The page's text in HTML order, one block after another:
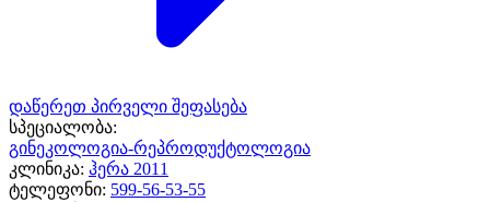
დაწერეთ პირველი შეფასება
სპეციალობა:
გინეკოლოგია-რეპროდუქტოლოგია
კლინიკა: ჰერა 2011
ტელეფონი: 599-56-53-55